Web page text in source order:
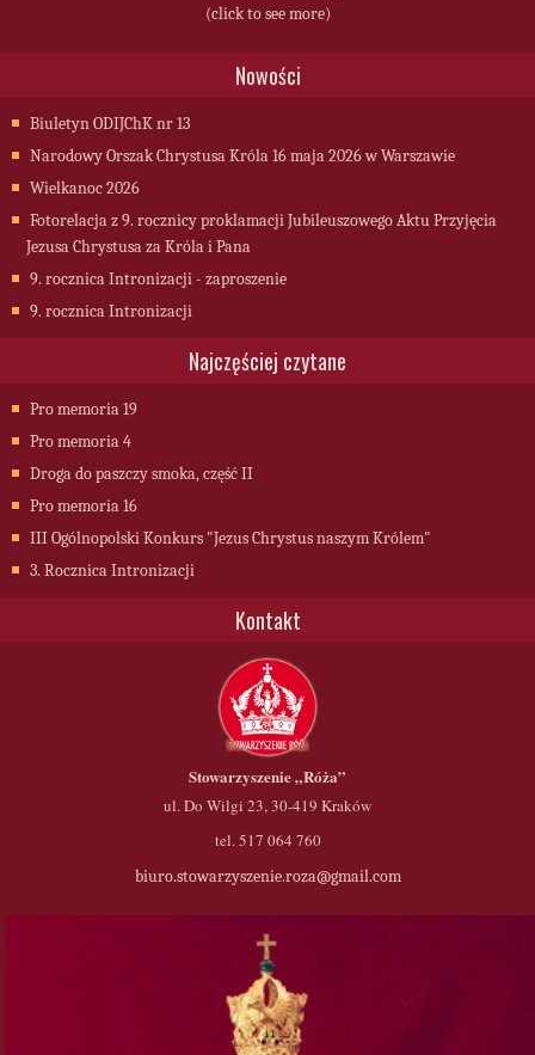
(click to see more)
Nowości
Biuletyn ODIJChK nr 13
Narodowy Orszak Chrystusa Króla 16 maja 2026 w Warszawie
Wielkanoc 2026
Fotorelacja z 9. rocznicy proklamacji Jubileuszowego Aktu Przyjęcia
Jezusa Chrystusa za Króla i Pana
9. rocznica Intronizacji - zaproszenie
9. rocznica Intronizacji
Najczęściej czytane
Pro memoria 19
Pro memoria 4
Droga do paszczy smoka, część II
Pro memoria 16
III Ogólnopolski Konkurs "Jezus Chrystus naszym Królem"
3. Rocznica Intronizacji
Kontakt
Stowarzyszenie„Róża”
ul. Do Wilgi 23, 30-419 Kraków
tel. 517 064 760
biuro.stowarzyszenie.roza@gmail.com